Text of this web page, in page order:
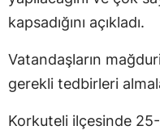
kapsadığını açıkladı.
Vatandaşların
gerekli tedbirleri
Korkuteli ilçesinde